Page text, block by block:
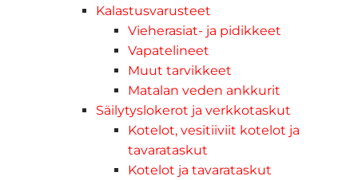
Kalastusvarusteet
Vieherasiat- ja pidikkeet
Vapatelineet
Muut tarvikkeet
Matalan veden ankkurit
Säilytyslokerot ja verkkotaskut
Kotelot, vesitiiviit kotelot ja
tavarataskut
Kotelot ja tavarataskut